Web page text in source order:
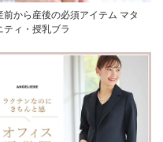
前から産後の必須アイテム マタ
ティ・授乳ブラ